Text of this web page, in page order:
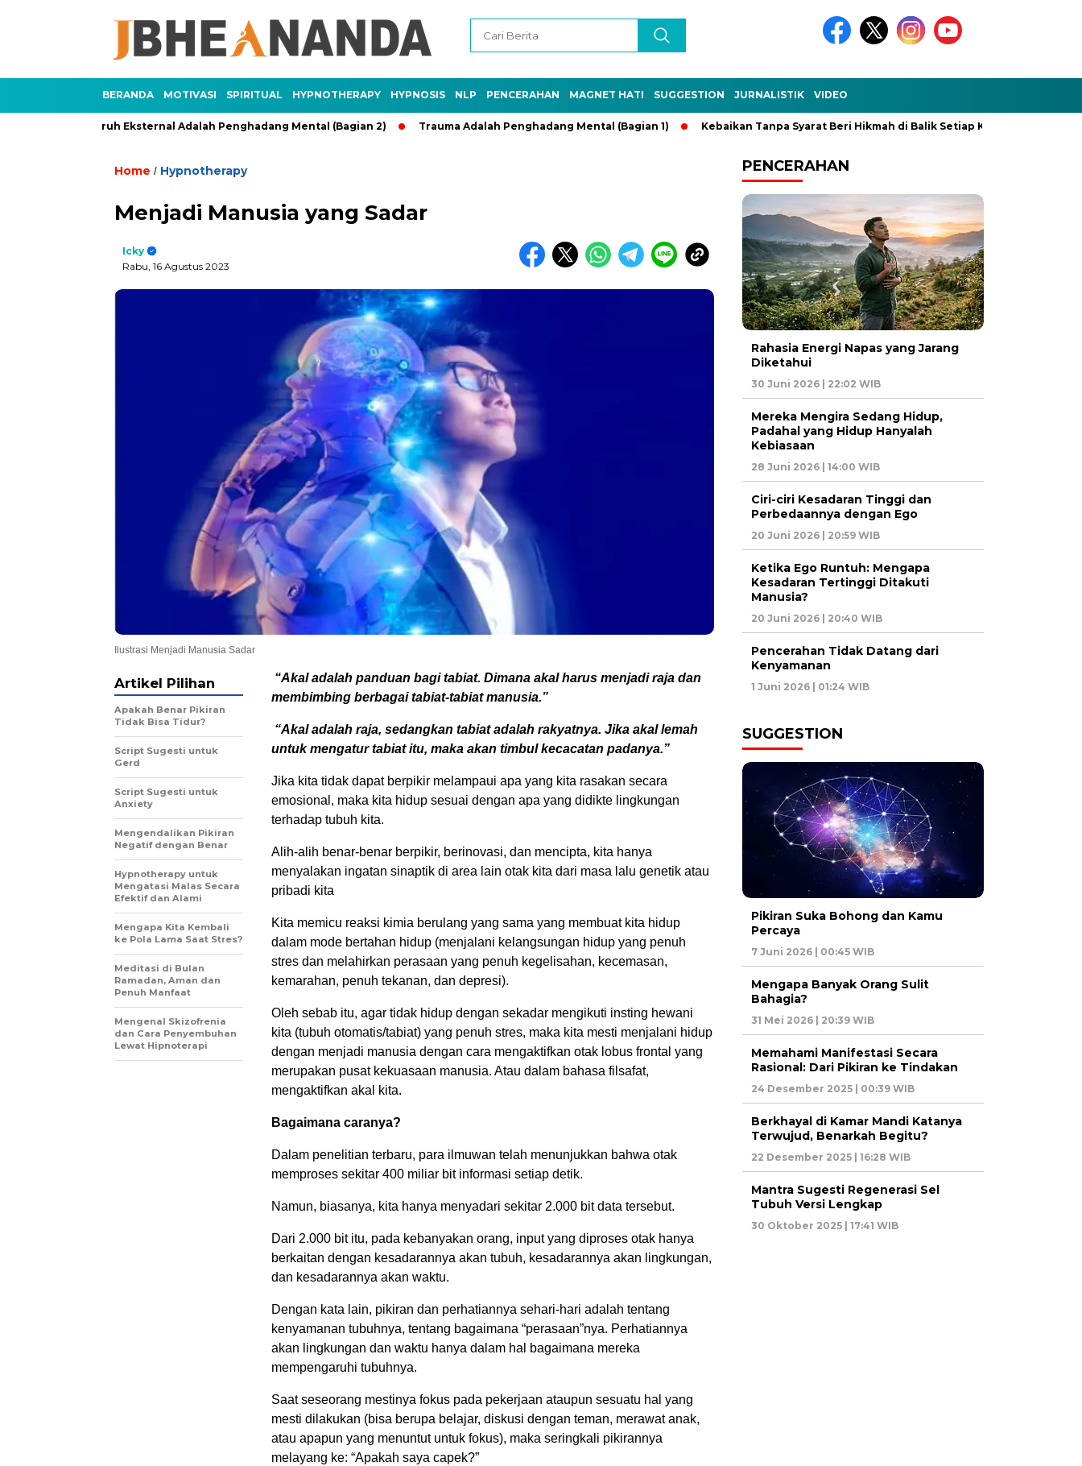
BERANDA MOTIVASI SPIRITUAL HYPNOTHERAPY HYPNOSIS NLP PENCERAHAN MAGNET HATI SUGGESTION JURNALISTIK VIDEO
Pengaruh Eksternal Adalah Penghadang Mental (Bagian 2) Trauma Adalah Penghadang Mental (Bagian 1) Kebaikan Tanpa Syarat Beri Hikmah di Balik Setiap Kejadian
Home / Hypnotherapy
Menjadi Manusia yang Sadar
Icky
Rabu, 16 Agustus 2023
Ilustrasi Menjadi Manusia Sadar
“Akal adalah panduan bagi tabiat. Dimana akal harus menjadi raja dan
membimbing berbagai tabiat-tabiat manusia.”
“Akal adalah raja, sedangkan tabiat adalah rakyatnya. Jika akal lemah
untuk mengatur tabiat itu, maka akan timbul kecacatan padanya.”
Jika kita tidak dapat berpikir melampaui apa yang kita rasakan secara
emosional, maka kita hidup sesuai dengan apa yang didikte lingkungan
terhadap tubuh kita.
Alih-alih benar-benar berpikir, berinovasi, dan mencipta, kita hanya
menyalakan ingatan sinaptik di area lain otak kita dari masa lalu genetik atau
pribadi kita
Kita memicu reaksi kimia berulang yang sama yang membuat kita hidup
dalam mode bertahan hidup (menjalani kelangsungan hidup yang penuh
stres dan melahirkan perasaan yang penuh kegelisahan, kecemasan,
kemarahan, penuh tekanan, dan depresi).
Oleh sebab itu, agar tidak hidup dengan sekadar mengikuti insting hewani
kita (tubuh otomatis/tabiat) yang penuh stres, maka kita mesti menjalani hidup
dengan menjadi manusia dengan cara mengaktifkan otak lobus frontal yang
merupakan pusat kekuasaan manusia. Atau dalam bahasa filsafat,
mengaktifkan akal kita.
Bagaimana caranya?
Dalam penelitian terbaru, para ilmuwan telah menunjukkan bahwa otak
memproses sekitar 400 miliar bit informasi setiap detik.
Namun, biasanya, kita hanya menyadari sekitar 2.000 bit data tersebut.
Dari 2.000 bit itu, pada kebanyakan orang, input yang diproses otak hanya
berkaitan dengan kesadarannya akan tubuh, kesadarannya akan lingkungan,
dan kesadarannya akan waktu.
Dengan kata lain, pikiran dan perhatiannya sehari-hari adalah tentang
kenyamanan tubuhnya, tentang bagaimana “perasaan”nya. Perhatiannya
akan lingkungan dan waktu hanya dalam hal bagaimana mereka
mempengaruhi tubuhnya.
Saat seseorang mestinya fokus pada pekerjaan ataupun sesuatu hal yang
mesti dilakukan (bisa berupa belajar, diskusi dengan teman, merawat anak,
atau apapun yang menuntut untuk fokus), maka seringkali pikirannya
melayang ke: “Apakah saya capek?”
Artikel Pilihan
Apakah Benar Pikiran
Tidak Bisa Tidur?
Script Sugesti untuk
Gerd
Script Sugesti untuk
Anxiety
Mengendalikan Pikiran
Negatif dengan Benar
Hypnotherapy untuk
Mengatasi Malas Secara
Efektif dan Alami
Mengapa Kita Kembali
ke Pola Lama Saat Stres?
Meditasi di Bulan
Ramadan, Aman dan
Penuh Manfaat
Mengenal Skizofrenia
dan Cara Penyembuhan
Lewat Hipnoterapi
PENCERAHAN
Rahasia Energi Napas yang Jarang
Diketahui
30 Juni 2026 | 22:02 WIB
Mereka Mengira Sedang Hidup,
Padahal yang Hidup Hanyalah
Kebiasaan
28 Juni 2026 | 14:00 WIB
Ciri-ciri Kesadaran Tinggi dan
Perbedaannya dengan Ego
20 Juni 2026 | 20:59 WIB
Ketika Ego Runtuh: Mengapa
Kesadaran Tertinggi Ditakuti
Manusia?
20 Juni 2026 | 20:40 WIB
Pencerahan Tidak Datang dari
Kenyamanan
1 Juni 2026 | 01:24 WIB
SUGGESTION
Pikiran Suka Bohong dan Kamu
Percaya
7 Juni 2026 | 00:45 WIB
Mengapa Banyak Orang Sulit
Bahagia?
31 Mei 2026 | 20:39 WIB
Memahami Manifestasi Secara
Rasional: Dari Pikiran ke Tindakan
24 Desember 2025 | 00:39 WIB
Berkhayal di Kamar Mandi Katanya
Terwujud, Benarkah Begitu?
22 Desember 2025 | 16:28 WIB
Mantra Sugesti Regenerasi Sel
Tubuh Versi Lengkap
30 Oktober 2025 | 17:41 WIB